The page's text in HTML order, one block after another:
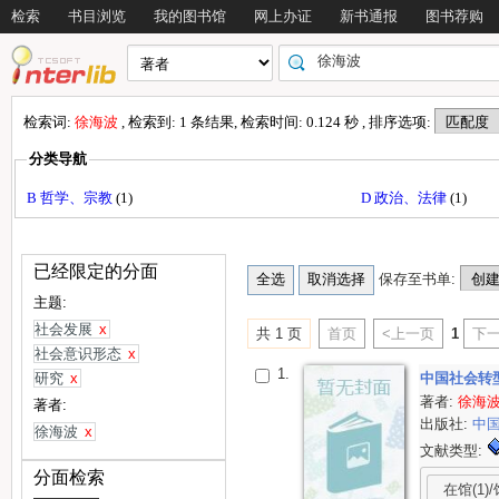
检索 书目浏览 我的图书馆 网上办证 新书通报 图书荐购
检索词: 徐海波 , 检索到: 1 条结果, 检索时间: 0.124 秒 , 排序选项:
分类导航
B 哲学、宗教 (1) D 政治、法律 (1)
已经限定的分面
主题:
社会发展 x
社会意识形态 x
研究 x
著者:
徐海波 x
分面检索
保存至书单:
共 1 页 首页 <上一页 1 下
1.
中国社会转
著者:徐海
出版社:中
文献类型:
在馆(1)/